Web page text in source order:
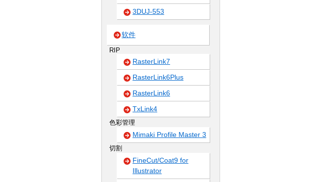
3DUJ-553
软件
RIP
RasterLink7
RasterLink6Plus
RasterLink6
TxLink4
色彩管理
Mimaki Profile Master 3
切割
FineCut/Coat9 for
Illustrator